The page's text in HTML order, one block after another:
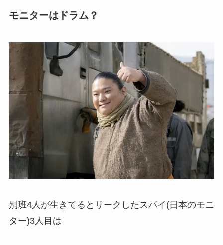
モニターはドラム？
別班4人が生きてるとリークしたスパイ(日本のモニ
ター)3人目は